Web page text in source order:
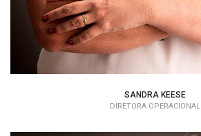
SANDRA KEESE
DIRETORA OPERACIONAL